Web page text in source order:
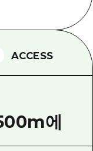
영상으로 소개!
교통 정보
ACCESS
에